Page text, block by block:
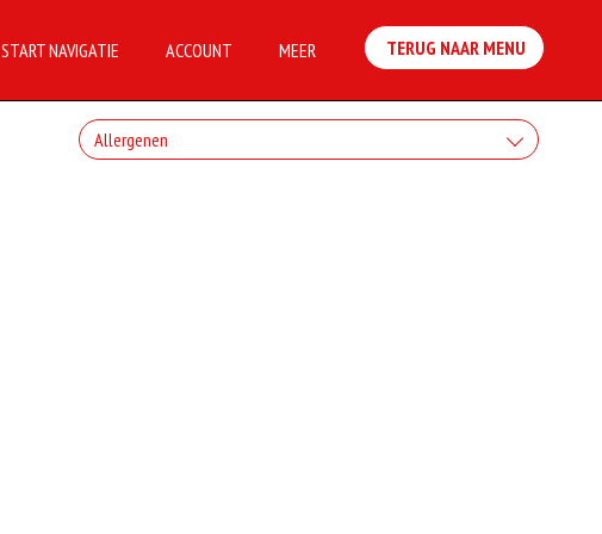
START NAVIGATIE ACCOUNT MEER TERUG NAAR MENU
Allergenen